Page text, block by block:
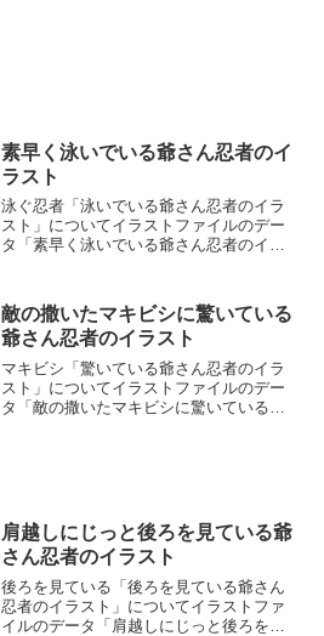
素早く泳いでいる爺さん忍者のイ
ラスト
泳ぐ忍者「泳いでいる爺さん忍者のイラ
スト」についてイラストファイルのデー
タ「素早く泳いでいる爺さん忍者のイラ
プ:image/PNG8ビット256ディザなし（背
景透過タイプ）フ...
敵の撒いたマキビシに驚いている
爺さん忍者のイラスト
マキビシ「驚いている爺さん忍者のイラ
スト」についてイラストファイルのデー
タ「敵の撒いたマキビシに驚いている爺
肩越しにじっと後ろを見ている爺
さん忍者のイラスト
後ろを見ている「後ろを見ている爺さん
忍者のイラスト」についてイラストファ
イルのデータ「肩越しにじっと後ろを見